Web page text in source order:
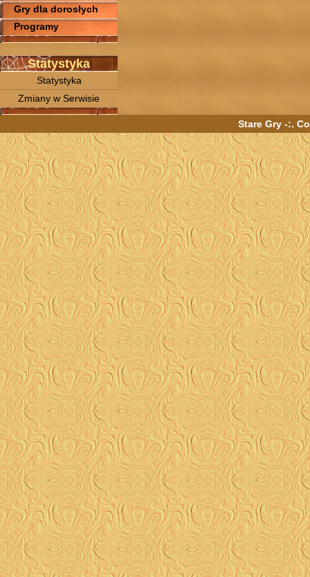
Gry dla dorosłych
Programy
Statystyka
Statystyka
Zmiany w Serwisie
Stare Gry -:.